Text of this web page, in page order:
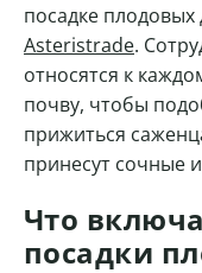
посадке плодовых
Asteristrade.
относятся к
почву, чтобы
прижиться
принесут сочные
Что
посадки